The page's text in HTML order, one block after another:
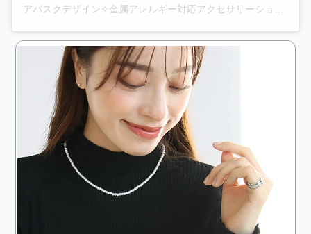
アバスクデザイン✧金属アレルギー対応アクセサリーショップ(@abask_official)がシェアした投稿